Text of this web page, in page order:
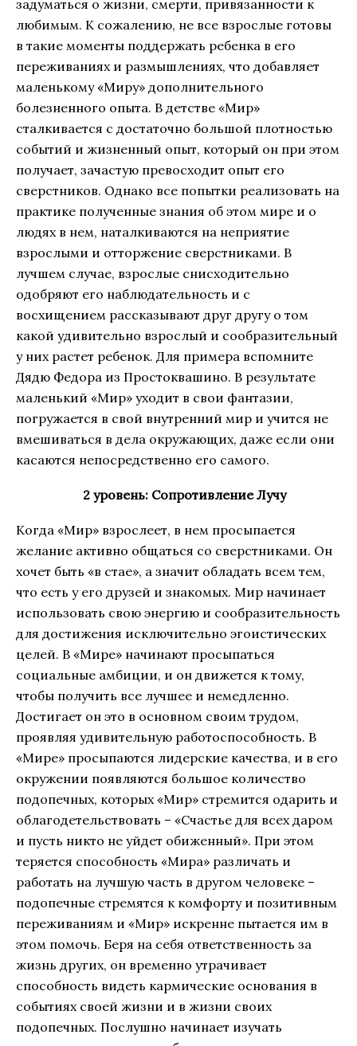
задуматься о жизни, смерти, привязанности к
любимым. К сожалению, не все взрослые готовы
в такие моменты поддержать ребенка в его
переживаниях и размышлениях, что добавляет
маленькому «Миру» дополнительного
болезненного опыта. В детстве «Мир»
сталкивается с достаточно большой плотностью
событий и жизненный опыт, который он при этом
получает, зачастую превосходит опыт его
сверстников. Однако все попытки реализовать на
практике полученные знания об этом мире и о
людях в нем, наталкиваются на неприятие
взрослыми и отторжение сверстниками. В
лучшем случае, взрослые снисходительно
одобряют его наблюдательность и с
восхищением рассказывают друг другу о том
какой удивительно взрослый и сообразительный
у них растет ребенок. Для примера вспомните
Дядю Федора из Простоквашино. В результате
маленький «Мир» уходит в свои фантазии,
погружается в свой внутренний мир и учится не
вмешиваться в дела окружающих, даже если они
касаются непосредственно его самого.
2 уровень: Сопротивление Лучу
Когда «Мир» взрослеет, в нем просыпается
желание активно общаться со сверстниками. Он
хочет быть «в стае», а значит обладать всем тем,
что есть у его друзей и знакомых. Мир начинает
использовать свою энергию и сообразительность
для достижения исключительно эгоистических
целей. В «Мире» начинают просыпаться
социальные амбиции, и он движется к тому,
чтобы получить все лучшее и немедленно.
Достигает он это в основном своим трудом,
проявляя удивительную работоспособность. В
«Мире» просыпаются лидерские качества, и в его
окружении появляются большое количество
подопечных, которых «Мир» стремится одарить и
облагодетельствовать – «Счастье для всех даром
и пусть никто не уйдет обиженный». При этом
теряется способность «Мира» различать и
работать на лучшую часть в другом человеке –
подопечные стремятся к комфорту и позитивным
переживаниям и «Мир» искренне пытается им в
этом помочь. Беря на себя ответственность за
жизнь других, он временно утрачивает
способность видеть кармические основания в
событиях своей жизни и в жизни своих
подопечных. Послушно начинает изучать